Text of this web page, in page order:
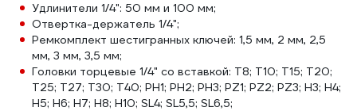
Удлинители 1/4": 50 мм и 100 мм;
Отвертка-держатель 1/4";
Ремкомплект шестигранных ключей: 1,5 мм, 2 мм, 2,5
мм, 3 мм, 3,5 мм;
Головки торцевые 1/4" со вставкой: Т8; Т10; Т15; Т20;
Т25; Т27; Т30; T40; PH1; PH2; PH3; PZ1; PZ2; PZ3; H3; H4;
H5; H6; H7; H8; H10; SL4; SL5,5; SL6,5;